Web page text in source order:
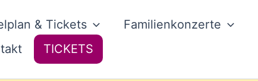
& Tickets Familienkonzerte
TICKETS